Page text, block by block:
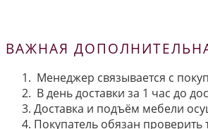
ВАЖНАЯ
Менеджер связывается с
В день доставки за 1 час до
Доставка и подъём мебели
Покупатель обязан проверить